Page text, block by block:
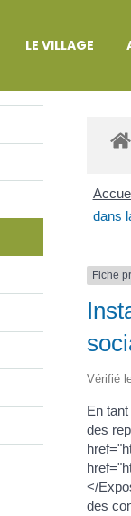
LE VILLAGE
dans
Fiche
Vérifié
En
des
</
des